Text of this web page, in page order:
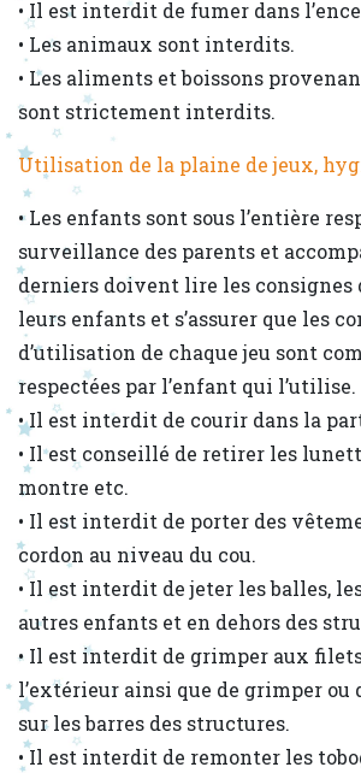
• Il est interdit de fumer dans
• Les animaux sont interdits.
• Les aliments et boissons
sont strictement interdits.
Utilisation de la plaine de jeux,
• Les enfants sont sous l’entière
surveillance des parents et
derniers doivent lire les consignes
leurs enfants et s’assurer que les
d’utilisation de chaque jeu sont
respectées par l’enfant qui l’utilise.
• Il est interdit de courir dans la
• Il est conseillé de retirer les
montre etc.
• Il est interdit de porter des
cordon au niveau du cou.
• Il est interdit de jeter les balles,
autres enfants et en dehors des
• Il est interdit de grimper aux
l’extérieur ainsi que de grimper ou
sur les barres des structures.
• Il est interdit de remonter les